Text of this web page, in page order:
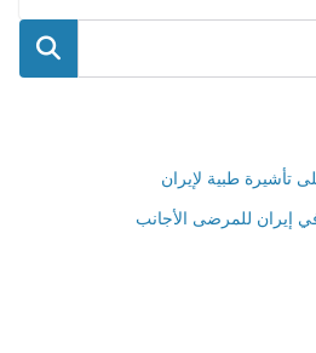
البحث
تأشيرة طبية لإيران
إيران للمرضى الأجانب